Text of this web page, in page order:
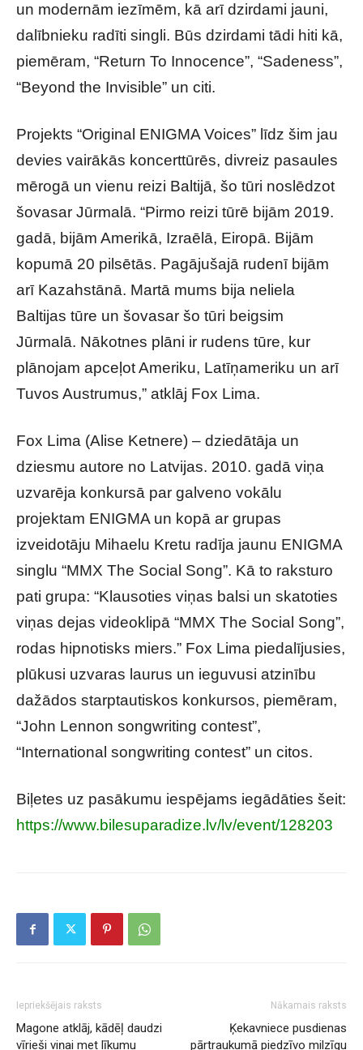
un modernām iezīmēm, kā arī dzirdami jauni,
dalībnieku radīti singli. Būs dzirdami tādi hiti kā,
piemēram, “Return To Innocence”, “Sadeness”,
“Beyond the Invisible” un citi.
Projekts “Original ENIGMA Voices” līdz šim jau
devies vairākās koncerttūrēs, divreiz pasaules
mērogā un vienu reizi Baltijā, šo tūri noslēdzot
šovasar Jūrmalā. “Pirmo reizi tūrē bijām 2019.
gadā, bijām Amerikā, Izraēlā, Eiropā. Bijām
kopumā 20 pilsētās. Pagājušajā rudenī bijām
arī Kazahstānā. Martā mums bija neliela
Baltijas tūre un šovasar šo tūri beigsim
Jūrmalā. Nākotnes plāni ir rudens tūre, kur
plānojam apceļot Ameriku, Latīņameriku un arī
Tuvos Austrumus,” atklāj Fox Lima.
Fox Lima (Alise Ketnere) – dziedātāja un
dziesmu autore no Latvijas. 2010. gadā viņa
uzvarēja konkursā par galveno vokālu
projektam ENIGMA un kopā ar grupas
izveidotāju Mihaelu Kretu radīja jaunu ENIGMA
singlu “MMX The Social Song”. Kā to raksturo
pati grupa: “Klausoties viņas balsi un skatoties
viņas dejas videoklipā “MMX The Social Song”,
rodas hipnotisks miers.” Fox Lima piedalījusies,
plūkusi uzvaras laurus un ieguvusi atzinību
dažādos starptautiskos konkursos, piemēram,
“John Lennon songwriting contest”,
“International songwriting contest” un citos.
Biļetes uz pasākumu iespējams iegādāties šeit:
https://www.bilesuparadize.lv/lv/event/128203
Iepriekšējais raksts
Magone atklāj, kādēļ daudzi
vīrieši viņai met līkumu
Nākamais raksts
Ķekavniece pusdienas
pārtraukumā piedzīvo milzīgu